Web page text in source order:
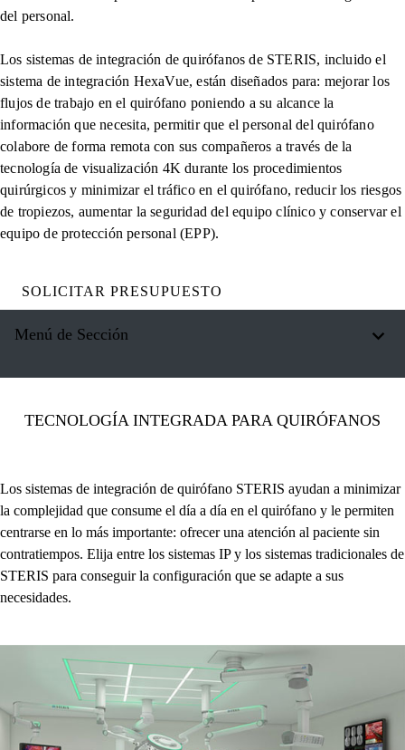
del personal.
Los sistemas de integración de quirófanos de STERIS, incluido el
sistema de integración HexaVue, están diseñados para: mejorar los
flujos de trabajo en el quirófano poniendo a su alcance la
información que necesita, permitir que el personal del quirófano
colabore de forma remota con sus compañeros a través de la
tecnología de visualización 4K durante los procedimientos
quirúrgicos y minimizar el tráfico en el quirófano, reducir los riesgos
de tropiezos, aumentar la seguridad del equipo clínico y conservar el
equipo de protección personal (EPP).
SOLICITAR PRESUPUESTO
Menú de Sección
TECNOLOGÍA INTEGRADA PARA QUIRÓFANOS
Los sistemas de integración de quirófano STERIS ayudan a minimizar
la complejidad que consume el día a día en el quirófano y le permiten
centrarse en lo más importante: ofrecer una atención al paciente sin
contratiempos. Elija entre los sistemas IP y los sistemas tradicionales de
STERIS para conseguir la configuración que se adapte a sus
necesidades.